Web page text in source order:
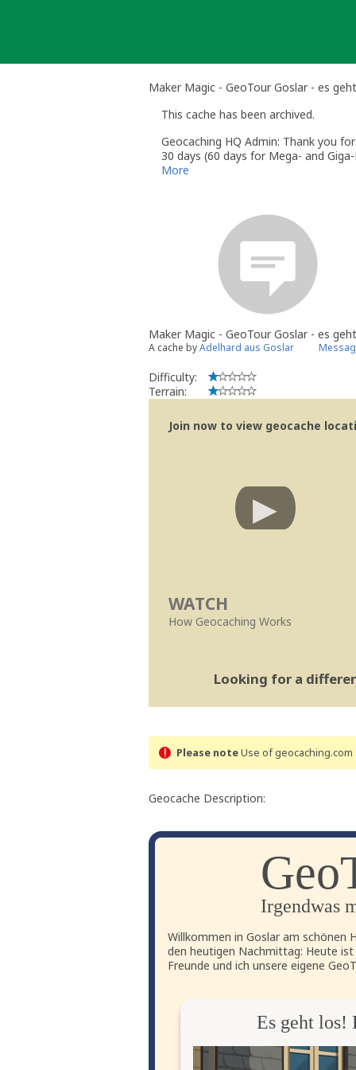
Maker Magic - GeoTour Goslar - es
This cache has been archived.
Geocaching HQ Admin: Thank you
30 days (60 days for Mega- and
More
Maker Magic - GeoTour Goslar - es
A cache byAdelhard aus Goslar
Difficulty:
Terrain:
Join now to view geocache
WATCH
How Geocaching Works
Looking for a
Please noteUse of
Geocache Description:
Irgendwas
Willkommen in Goslar am schönen
den heutigen Nachmittag: Heute
Freunde und ich unsere eigene
Es geht los!